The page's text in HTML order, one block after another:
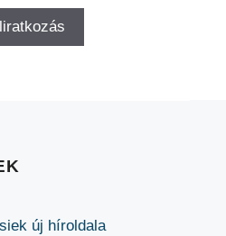
új híroldala